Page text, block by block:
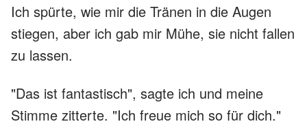
Ich spürte, wie mir die Tränen in die Augen
stiegen, aber ich gab mir Mühe, sie nicht fallen
zu lassen.
"Das ist fantastisch", sagte ich und meine
Stimme zitterte. "Ich freue mich so für dich."